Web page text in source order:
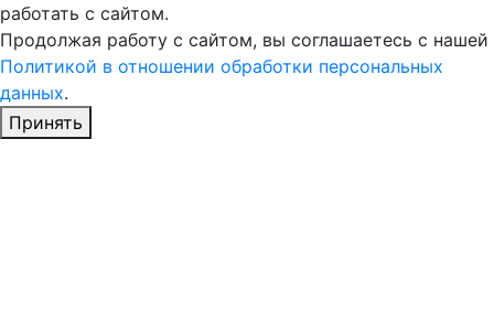
работать с сайтом.
Продолжая работу с сайтом, вы соглашаетесь с нашей
Политикой в отношении обработки персональных
данных.
Принять